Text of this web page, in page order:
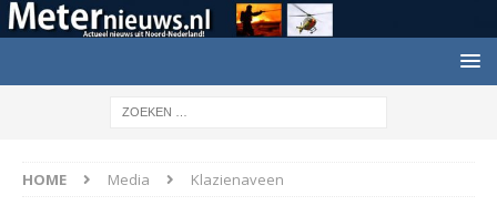
HOME Media Klazienaveen